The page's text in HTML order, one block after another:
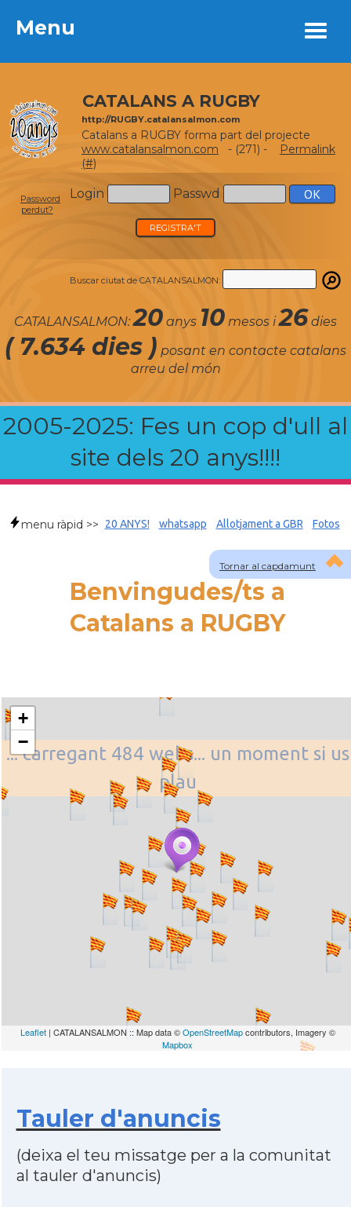
Menu
CATALANS A RUGBY
http://RUGBY.catalansalmon.com
Catalans a RUGBY forma part del projecte
www.catalansalmon.com - (271) -
Permalink
(#)
Login Passwd
Password
perdut?
REGISTRA'T
Buscar ciutat de CATALANSALMON:
CATALANSALMON:20 anys 10 mesos i26 dies
( 7.634 dies ) posant en contacte catalans
arreu del món
2005-2025: Fes un cop d'ull al
site dels 20 anys!!!!
Menu
Tornar al capdamunt
menu ràpid >> 20 ANYS! whatsapp Allotjament a GBR Fotos
Benvingudes/ts a
Catalans a RUGBY
... carregant 484 webs... un moment si us
plau
+
−
Leaflet| CATALANSALMON :: Map data ©OpenStreetMapcontributors, Imagery ©
Mapbox
Tauler d'anuncis
(deixa el teu missatge per a la comunitat
al tauler d'anuncis)